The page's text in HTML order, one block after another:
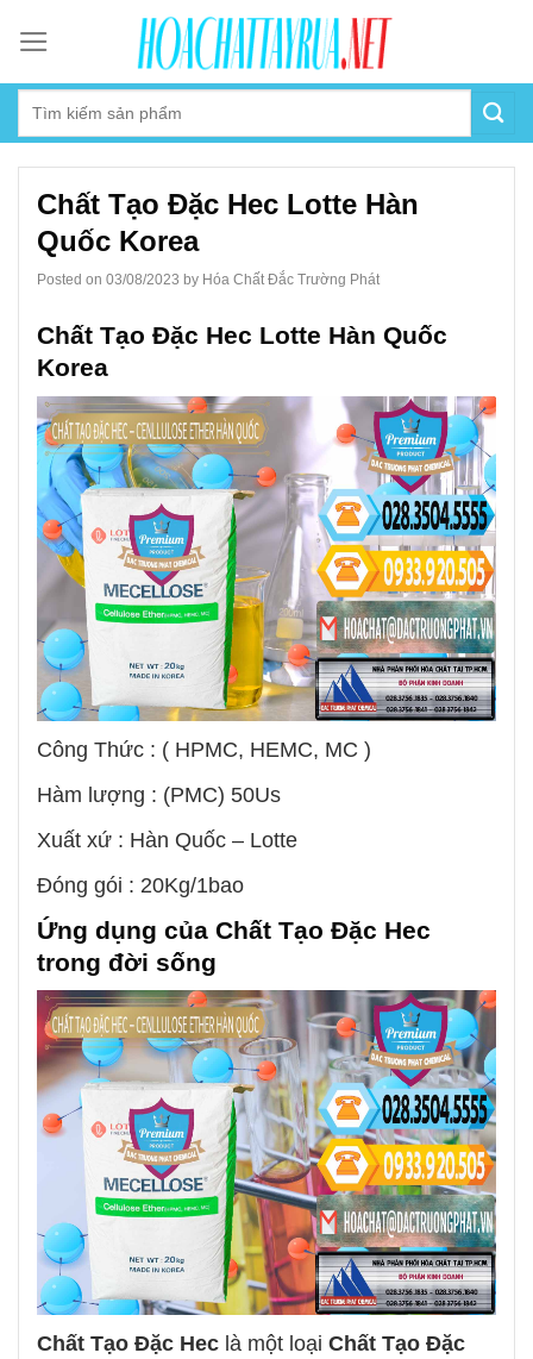
content
Chất Tạo Đặc Hec Lotte Hàn
Quốc Korea
Posted on 03/08/2023 by Hóa Chất Đắc Trường Phát
Chất Tạo Đặc Hec Lotte Hàn Quốc
Korea
Công Thức : ( HPMC, HEMC, MC )
Hàm lượng : (PMC) 50Us
Xuất xứ : Hàn Quốc – Lotte
Đóng gói : 20Kg/1bao
Ứng dụng của Chất Tạo Đặc Hec
trong đời sống
Chất Tạo Đặc Hec là một loại Chất Tạo Đặc